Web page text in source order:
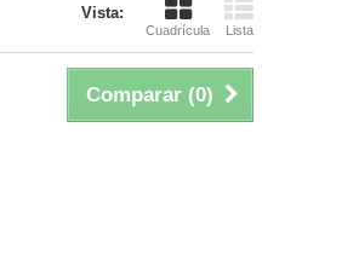
Vista:
Cuadrícula Lista
Comparar (0)